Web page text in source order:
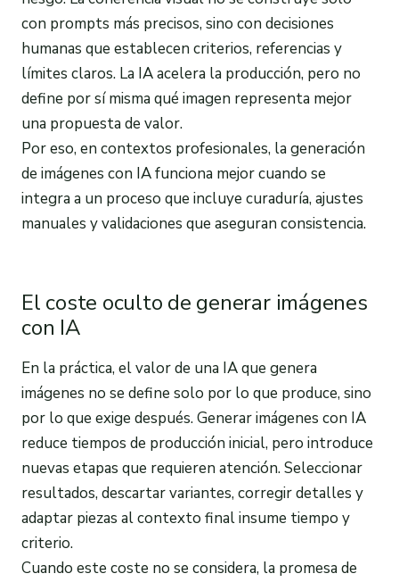
con prompts más precisos, sino con decisiones
humanas que establecen criterios, referencias y
límites claros. La IA acelera la producción, pero no
define por sí misma qué imagen representa mejor
una propuesta de valor.
Por eso, en contextos profesionales, la generación
de imágenes con IA funciona mejor cuando se
integra a un proceso que incluye curaduría, ajustes
manuales y validaciones que aseguran consistencia.
El coste oculto de generar imágenes
con IA
En la práctica, el valor de una IA que genera
imágenes no se define solo por lo que produce, sino
por lo que exige después. Generar imágenes con IA
reduce tiempos de producción inicial, pero introduce
nuevas etapas que requieren atención. Seleccionar
resultados, descartar variantes, corregir detalles y
adaptar piezas al contexto final insume tiempo y
criterio.
Cuando este coste no se considera, la promesa de